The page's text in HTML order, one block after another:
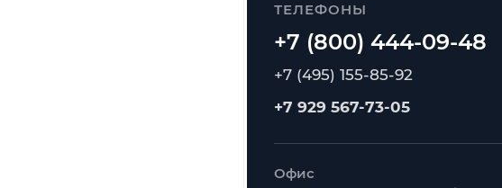
ТЕЛЕФОНЫ
+7 (495) 155-85-92
+7 929 567-73-05
Офис